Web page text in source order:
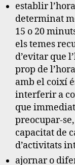
establir
determinat
15 o 20
els temes
d’evitar que
prop de
amb el coixí
interferir a
que
preocupar-
capacitat de
d’activitats
ajornar o